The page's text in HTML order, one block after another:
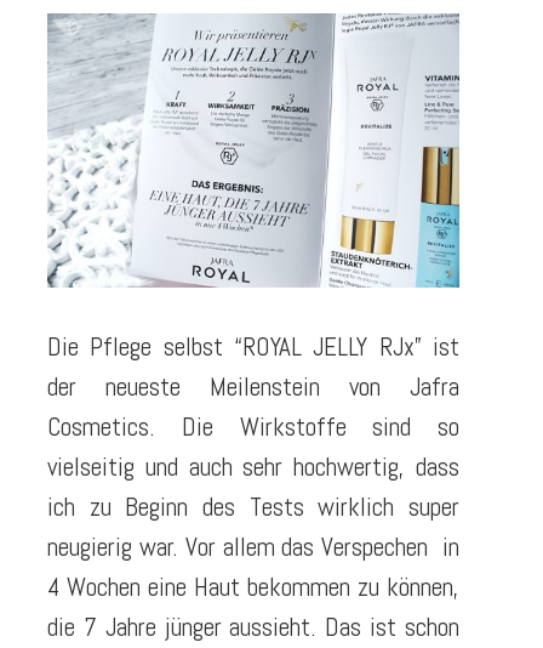
Die Pflege selbst “ROYAL JELLY RJx” ist
der neueste Meilenstein von Jafra
Cosmetics. Die Wirkstoffe sind so
vielseitig und auch sehr hochwertig, dass
ich zu Beginn des Tests wirklich super
neugierig war. Vor allem das Verspechen in
4 Wochen eine Haut bekommen zu können,
die 7 Jahre jünger aussieht. Das ist schon